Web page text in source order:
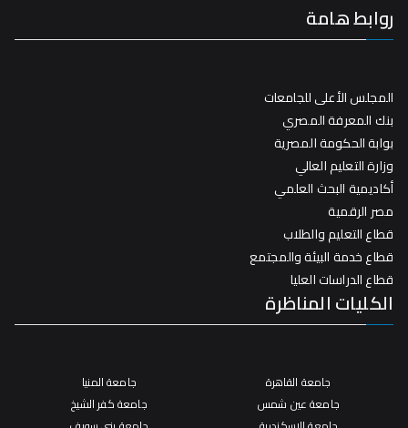
روابط هامة
المجلس الأعلى للجامعات
بنك المعرفة المصري
بوابة الحكومة المصرية
وزارة التعليم العالي
أكاديمية البحث العلمي
مصر الرقمية
قطاع التعليم والطلاب
قطاع خدمة البيئة والمجتمع
قطاع الدراسات العليا
الكليات المناظرة
جامعة القاهرة
جامعة عين شمس
جامعة المنيا
جامعة كفر الشيخ